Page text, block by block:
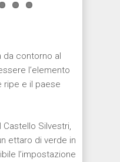
da contorno al
l’elemento
ripe e il paese
Silvestri,
ettaro di verde in
l’impostazione